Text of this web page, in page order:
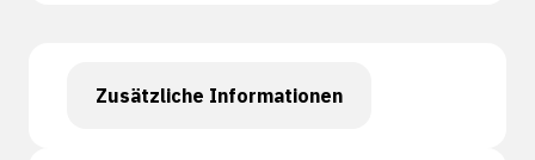
Zusätzliche Informationen